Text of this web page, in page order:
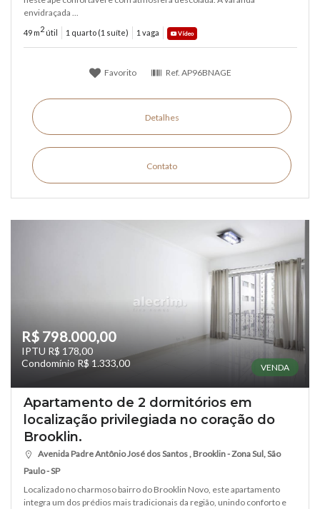
envidraçada ...
49 m2 útil 1 quarto (1 suíte) 1 vaga Vídeo
Favorito Ref. AP96BNAGE
Detalhes
Contato
R$ 798.000,00
IPTU R$ 178,00
Condomínio R$ 1.333,00
VENDA
Apartamento de 2 dormitórios em
localização privilegiada no coração do
Brooklin.
Avenida Padre Antônio José dos Santos , Brooklin - Zona Sul, São
Paulo - SP
Localizado no charmoso bairro do Brooklin Novo, este apartamento
integra um dos prédios mais tradicionais da região, unindo conforto e